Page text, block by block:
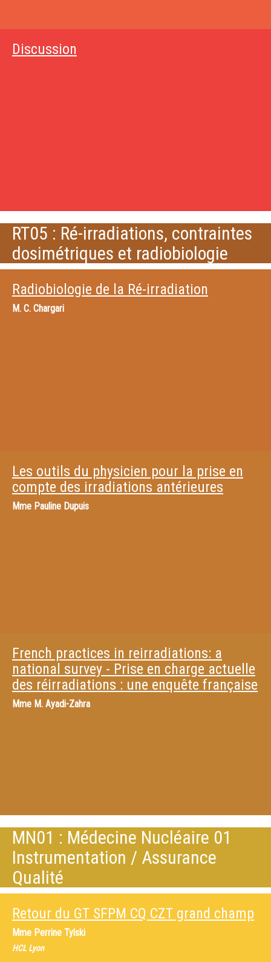
Discussion
RT05 : Ré-irradiations, contraintes
dosimétriques et radiobiologie
Radiobiologie de la Ré-irradiation
M. C. Chargari
Les outils du physicien pour la prise en
compte des irradiations antérieures
Mme Pauline Dupuis
French practices in reirradiations: a
national survey - Prise en charge actuelle
des réirradiations : une enquête française
Mme M. Ayadi-Zahra
MN01 : Médecine Nucléaire 01
Instrumentation / Assurance
Qualité
Retour du GT SFPM CQ CZT grand champ
Mme Perrine Tylski
HCL Lyon